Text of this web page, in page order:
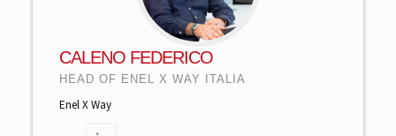
CALENO FEDERICO
HEAD OF ENEL X WAY ITALIA
Enel X Way